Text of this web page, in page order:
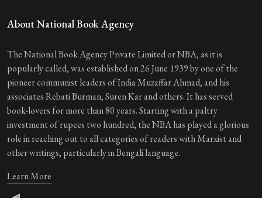
About National Book Agency
The National Book Agency Private Limited or NBA, as it is
popularly called, was established on 26 June 1939 by one of the
pioneer communist leaders of India Muzaffar Ahmad, and his
associates Rebati Burman, Suren Kar and others. It has served
book-lovers for more than 80 years. Starting with a paltry
investment of rupees two hundred, the NBA has played a glorious
role in reaching out to all categories of readers with Marxist and
other writings, particularly in Bengali language.
Learn More